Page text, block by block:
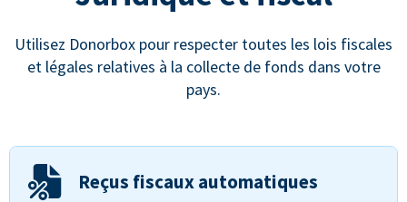
Utilisez Donorbox pour respecter toutes les lois fiscales
et légales relatives à la collecte de fonds dans votre
pays.
Reçus fiscaux automatiques